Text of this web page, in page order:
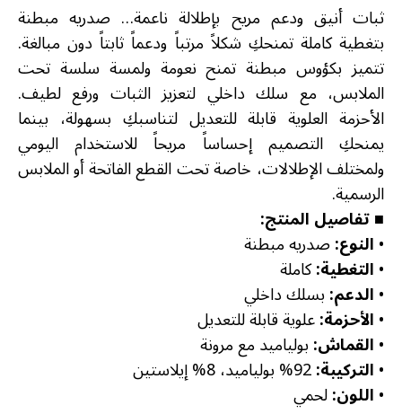
ثبات أنيق ودعم مريح بإطلالة ناعمة… صدريه مبطنة
بتغطية كاملة تمنحكِ شكلاً مرتباً ودعماً ثابتاً دون مبالغة.
تتميز بكؤوس مبطنة تمنح نعومة ولمسة سلسة تحت
الملابس، مع سلك داخلي لتعزيز الثبات ورفع لطيف.
الأحزمة العلوية قابلة للتعديل لتناسبكِ بسهولة، بينما
يمنحكِ التصميم إحساساً مريحاً للاستخدام اليومي
ولمختلف الإطلالات، خاصة تحت القطع الفاتحة أو الملابس
الرسمية.
■ تفاصيل المنتج:
•النوع:صدريه مبطنة
•التغطية:كاملة
•الدعم:بسلك داخلي
•الأحزمة:علوية قابلة للتعديل
•القماش:بولياميد مع مرونة
•التركيبة:
•اللون:لحمي